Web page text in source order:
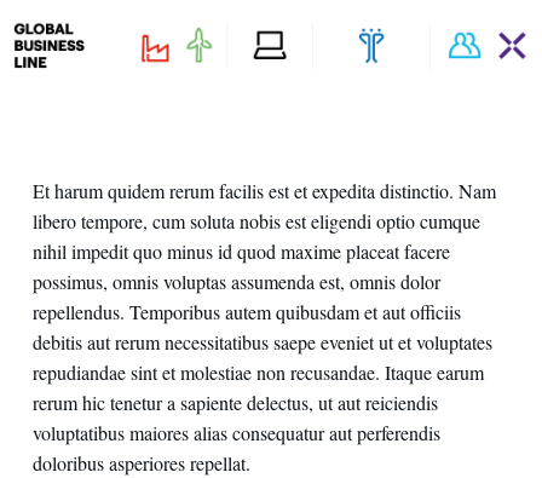
Et harum quidem rerum facilis est et expedita distinctio. Nam
libero tempore, cum soluta nobis est eligendi optio cumque
nihil impedit quo minus id quod maxime placeat facere
possimus, omnis voluptas assumenda est, omnis dolor
repellendus. Temporibus autem quibusdam et aut officiis
debitis aut rerum necessitatibus saepe eveniet ut et voluptates
repudiandae sint et molestiae non recusandae. Itaque earum
rerum hic tenetur a sapiente delectus, ut aut reiciendis
voluptatibus maiores alias consequatur aut perferendis
doloribus asperiores repellat.